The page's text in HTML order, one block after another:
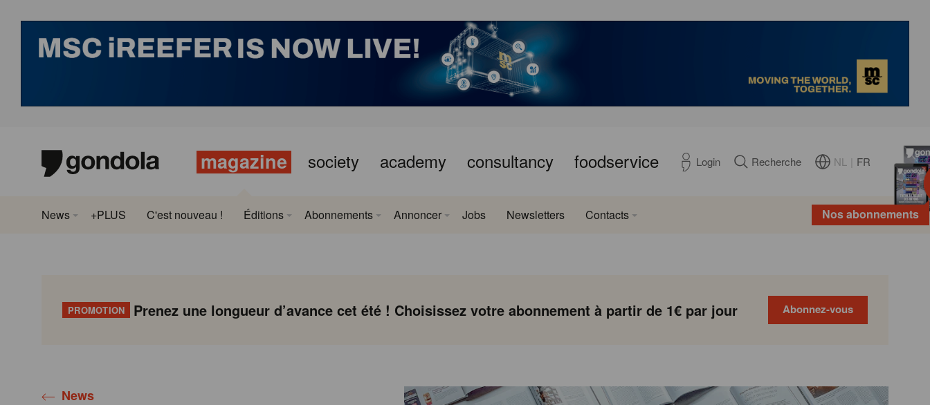
magazine society academy consultancy foodservice Login Recherche NL FR
Nos abonnements
News +PLUS C'est nouveau ! Éditions Abonnements Annoncer Jobs Newsletters Contacts
PROMOTION Prenez une longueur d’avance cet été ! Choisissez votre abonnement à partir de 1€ par jour Abonnez-vous
News